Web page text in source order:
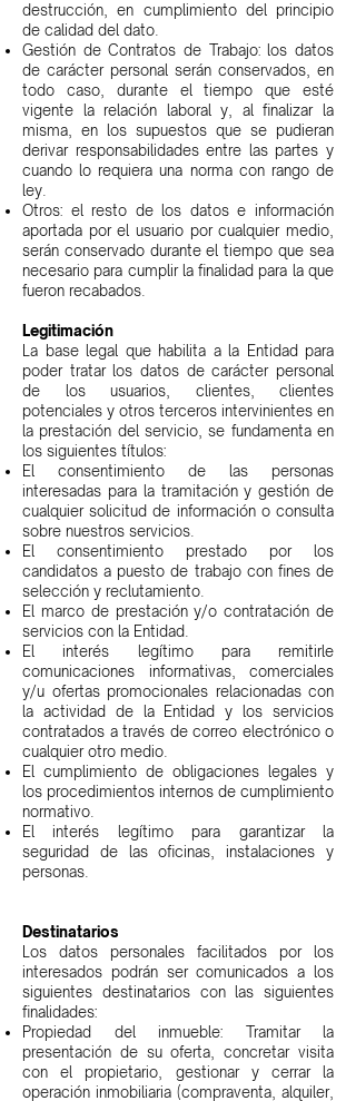
destrucción, en cumplimiento del principio
de calidad del dato.
Gestión de Contratos de Trabajo: los datos
de carácter personal serán conservados, en
todo caso, durante el tiempo que esté
vigente la relación laboral y, al finalizar la
misma, en los supuestos que se pudieran
derivar responsabilidades entre las partes y
cuando lo requiera una norma con rango de
ley.
Otros: el resto de los datos e información
aportada por el usuario por cualquier medio,
serán conservado durante el tiempo que sea
necesario para cumplir la finalidad para la que
fueron recabados.
Legitimación
La base legal que habilita a la Entidad para
poder tratar los datos de carácter personal
de los usuarios, clientes, clientes
potenciales y otros terceros intervinientes en
la prestación del servicio, se fundamenta en
los siguientes títulos:
El consentimiento de las personas
interesadas para la tramitación y gestión de
cualquier solicitud de información o consulta
sobre nuestros servicios.
El consentimiento prestado por los
candidatos a puesto de trabajo con fines de
selección y reclutamiento.
El marco de prestación y/o contratación de
servicios con la Entidad.
El interés legítimo para remitirle
comunicaciones informativas, comerciales
y/u ofertas promocionales relacionadas con
la actividad de la Entidad y los servicios
contratados a través de correo electrónico o
cualquier otro medio.
El cumplimiento de obligaciones legales y
los procedimientos internos de cumplimiento
normativo.
El interés legítimo para garantizar la
seguridad de las oficinas, instalaciones y
personas.
Destinatarios
Los datos personales facilitados por los
interesados podrán ser comunicados a los
siguientes destinatarios con las siguientes
finalidades:
Propiedad del inmueble: Tramitar la
presentación de su oferta, concretar visita
con el propietario, gestionar y cerrar la
operación inmobiliaria (compraventa, alquiler,